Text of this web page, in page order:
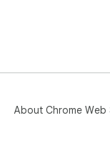
About Chrome Web